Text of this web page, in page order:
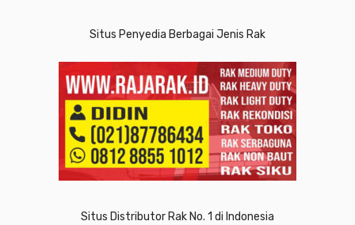
Situs Penyedia Berbagai Jenis Rak
Situs Distributor Rak No. 1 di Indonesia